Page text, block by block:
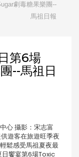
劇毒糖果樂團--
馬祖日報
第6場
--馬祖日
心 攝影：宋志富
遊客在旅遊旺季夜
鬆感受馬祖夏夜最
饗宴第6場Toxic